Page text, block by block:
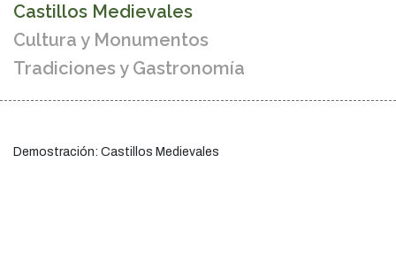
Castillos Medievales
Cultura y Monumentos
Tradiciones y Gastronomía
Demostración: Castillos Medievales